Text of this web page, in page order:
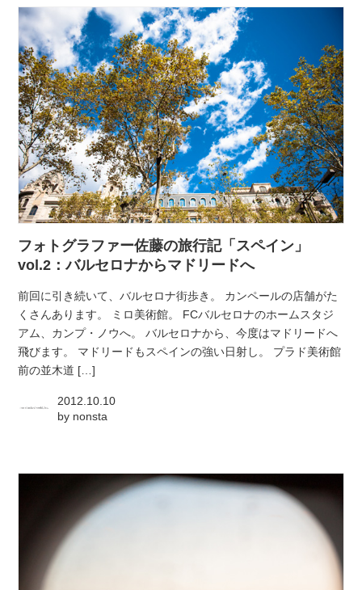
フォトグラファー佐藤の旅行記「スペイン」
vol.2：バルセロナからマドリードへ
前回に引き続いて、バルセロナ街歩き。 カンペールの店舗がた
くさんあります。 ミロ美術館。 FCバルセロナのホームスタジ
アム、カンプ・ノウへ。 バルセロナから、今度はマドリードへ
飛びます。 マドリードもスペインの強い日射し。 プラド美術館
前の並木道 […]
2012.10.10
by nonsta